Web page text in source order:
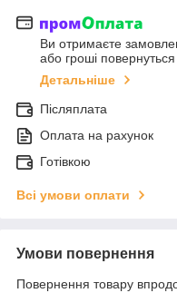
Ви отримаєте
або гроші
Детальніше
Післяплата
Оплата на рахунок
Готівкою
Всі умови оплати
Умови повернення
Повернення товару